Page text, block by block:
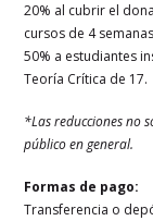
20% al cubrir el
cursos de 4
50% a estudiantes
Teoría Crítica de 17.
*Las reducciones no
público en general.
Formas de pago:
Transferencia o